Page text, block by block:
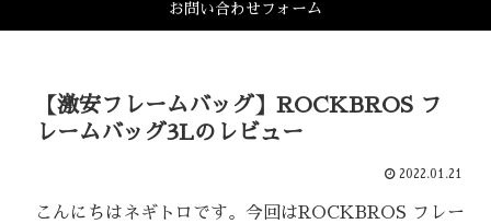
お問い合わせフォーム
【激安フレームバッグ】ROCKBROS フ
レームバッグ3Lのレビュー
2022.01.21
こんにちはネギトロです。今回はROCKBROS フレー